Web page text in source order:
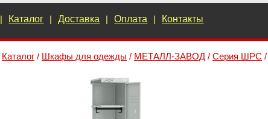
| Каталог | Доставка | Оплата | Контакты
Каталог / Шкафы для одежды / МЕТАЛЛ-ЗАВОД / Серия ШРС /